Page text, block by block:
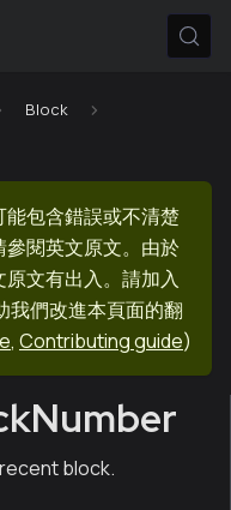
Block
包含錯誤或不清楚
閱英文原文。由於
文有出入。請加入
我們改進本頁面的翻
, Contributing guide)
block.